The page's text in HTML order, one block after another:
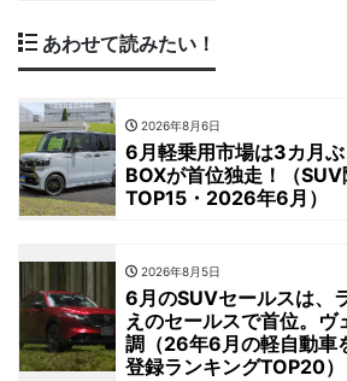
あわせて読みたい！
2026年8月6日
6月軽乗用市場は3カ月
BOXが首位独走！（
TOP15・2026年6月）
2026年8月5日
6月のSUVセールスは、
えのセールスで首位。
調（26年6月の軽自動車
登録ランキングTOP20）